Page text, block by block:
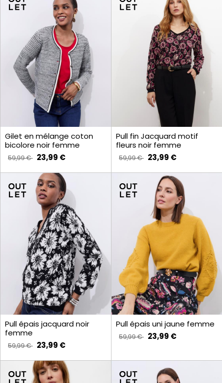
Gilet en mélange coton
bicolore noir femme
59,99 € 23,99 €
Pull fin Jacquard motif
fleurs noir femme
59,99 € 23,99 €
Pull épais jacquard noir
femme
59,99 € 23,99 €
Pull épais uni jaune femme
59,99 € 23,99 €